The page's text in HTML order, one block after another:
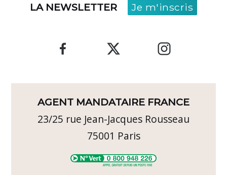
LA NEWSLETTER Je m'inscris
AGENT MANDATAIRE FRANCE
23/25 rue Jean-Jacques Rousseau
75001 Paris